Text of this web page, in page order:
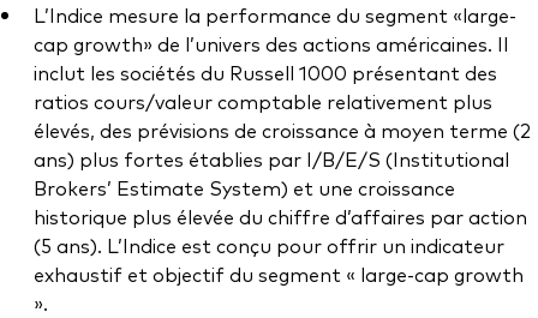
L’Indice mesure la performance du segment «large-
cap growth» de l’univers des actions américaines. Il
inclut les sociétés du Russell 1000 présentant des
ratios cours/valeur comptable relativement plus
élevés, des prévisions de croissance à moyen terme (2
ans) plus fortes établies par I/B/E/S (Institutional
Brokers’ Estimate System) et une croissance
historique plus élevée du chiffre d’affaires par action
(5 ans). L’Indice est conçu pour offrir un indicateur
exhaustif et objectif du segment « large-cap growth
».